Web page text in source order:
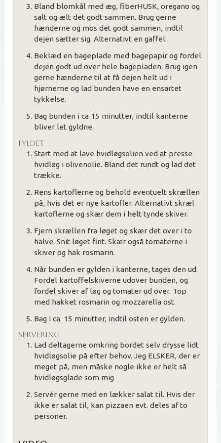
Bland blomkål med æg, fiberHUSK, oregano og
salt og ælt det godt sammen. Brug gerne
hænderne og mos det godt sammen, indtil
dejen sætter sig. Alternativt en gaffel.
Beklæd en bageplade med bagepapir og fordel
dejen godt ud over hele bagepladen. Brug igen
gerne hænderne til at få dejen helt ud i
hjørnerne og lad bunden have en ensartet
tykkelse.
Bag bunden i ca 15 minutter, indtil kanterne
bliver let gyldne.
FYLDET
Start med at lave hvidløgsolien ved at presse
hvidløg i olivenolie. Bland det rundt og lad det
trække.
Rens kartoflerne og behold eventuelt skrællen
på, hvis det er nye kartofler. Alternativt skræl
kartoflerne og skær dem i helt tynde skiver.
Fjern skrællen fra løget og skær det over i to
halve. Snit løget fint. Skær også tomaterne i
skiver og hak rosmarin.
Når bunden er gylden i kanterne, tages den ud.
Fordel kartoffelskiverne udover bunden, og
fordel skiver af løg og tomater ud over. Top
med hakket rosmarin og mozzarella ost.
Bag i ca. 15 minutter, indtil osten er gylden.
SERVERING
Lad deltagerne omkring bordet selv drysse lidt
hvidløgsolie på efter behov. Jeg ELSKER, der er
meget på, men måske nogle ikke er helt så
hvidløgsglade som mig
Servér gerne med en lækker salat til. Hvis der
ikke er salat til, kan pizzaen evt. deles af to
personer.